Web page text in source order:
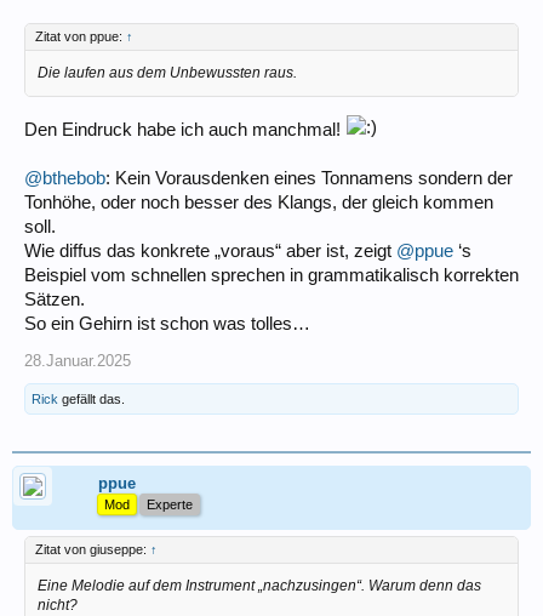
Zitat von ppue: ↑
Die laufen aus dem Unbewussten raus.
Den Eindruck habe ich auch manchmal!
@bthebob: Kein Vorausdenken eines Tonnamens sondern der
Tonhöhe, oder noch besser des Klangs, der gleich kommen
soll.
Wie diffus das konkrete „voraus“ aber ist, zeigt @ppue ‘s
Beispiel vom schnellen sprechen in grammatikalisch korrekten
Sätzen.
So ein Gehirn ist schon was tolles…
28.Januar.2025
Rick gefällt das.
ppue
Mod Experte
Zitat von giuseppe: ↑
Eine Melodie auf dem Instrument „nachzusingen“. Warum denn das
nicht?